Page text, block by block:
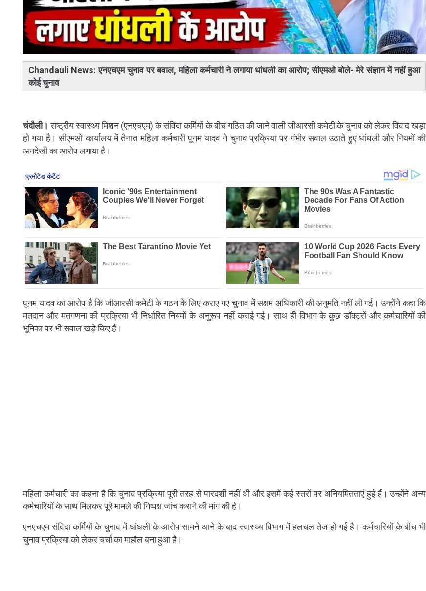
Chandauli News: एनएचएम चुनाव पर बवाल, महिला कर्मचारी ने लगाया धांधली का आरोप; सीएमओ बोले- मेरे संज्ञान में नहीं हुआ
कोई चुनाव
चंदौली। राष्ट्रीय स्वास्थ्य मिशन (एनएचएम) के संविदा कर्मियों के बीच गठित की जाने वाली जीआरसी कमेटी के चुनाव को लेकर विवाद खड़ा
हो गया है। सीएमओ कार्यालय में तैनात महिला कर्मचारी पूनम यादव ने चुनाव प्रक्रिया पर गंभीर सवाल उठाते हुए धांधली और नियमों की
अनदेखी का आरोप लगाया है।
पूनम यादव का आरोप है कि जीआरसी कमेटी के गठन के लिए कराए गए चुनाव में सक्षम अधिकारी की अनुमति नहीं ली गई। उन्होंने कहा कि
मतदान और मतगणना की प्रक्रिया भी निर्धारित नियमों के अनुरूप नहीं कराई गई। साथ ही विभाग के कुछ डॉक्टरों और कर्मचारियों की
भूमिका पर भी सवाल खड़े किए हैं।
महिला कर्मचारी का कहना है कि चुनाव प्रक्रिया पूरी तरह से पारदर्शी नहीं थी और इसमें कई स्तरों पर अनियमितताएं हुई हैं। उन्होंने अन्य
कर्मचारियों के साथ मिलकर पूरे मामले की निष्पक्ष जांच कराने की मांग की है।
एनएचएम संविदा कर्मियों के चुनाव में धांधली के आरोप सामने आने के बाद स्वास्थ्य विभाग में हलचल तेज हो गई है। कर्मचारियों के बीच भी
चुनाव प्रक्रिया को लेकर चर्चा का माहौल बना हुआ है।